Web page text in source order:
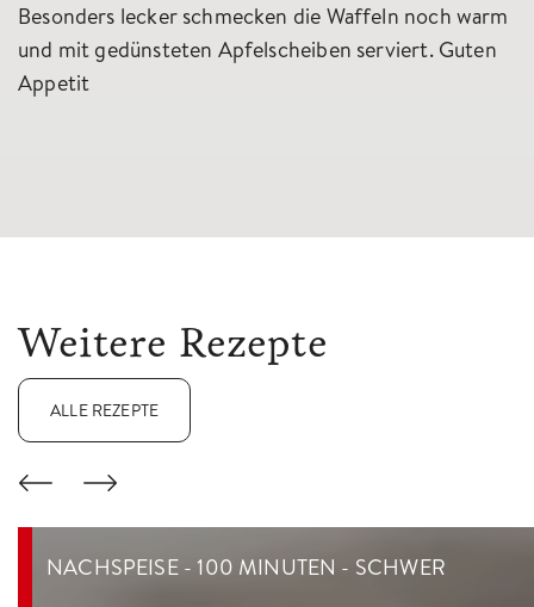
Besonders lecker schmecken die Waffeln noch warm
und mit gedünsteten Apfelscheiben serviert. Guten
Appetit
Weitere Rezepte
ALLE REZEPTE
NACHSPEISE - 100 MINUTEN - SCHWER